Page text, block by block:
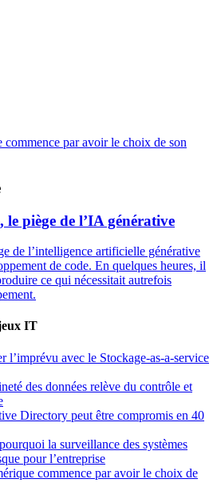
commence par avoir le choix de son
piège de l’IA générative
de l’intelligence artificielle générative
de code. En quelques heures, il
ce qui nécessitait autrefois
IT
l’imprévu avec le Stockage-as-a-service
des données relève du contrôle et
Directory peut être compromis en 40
la surveillance des systèmes
pour l’entreprise
commence par avoir le choix de